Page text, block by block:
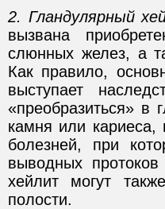
2. Гландулярный
вызвана
слюнных желез, а
Как правило,
выступает
«преобразиться» в
камня или кариеса,
болезней, при
выводных
хейлит могут
полости.